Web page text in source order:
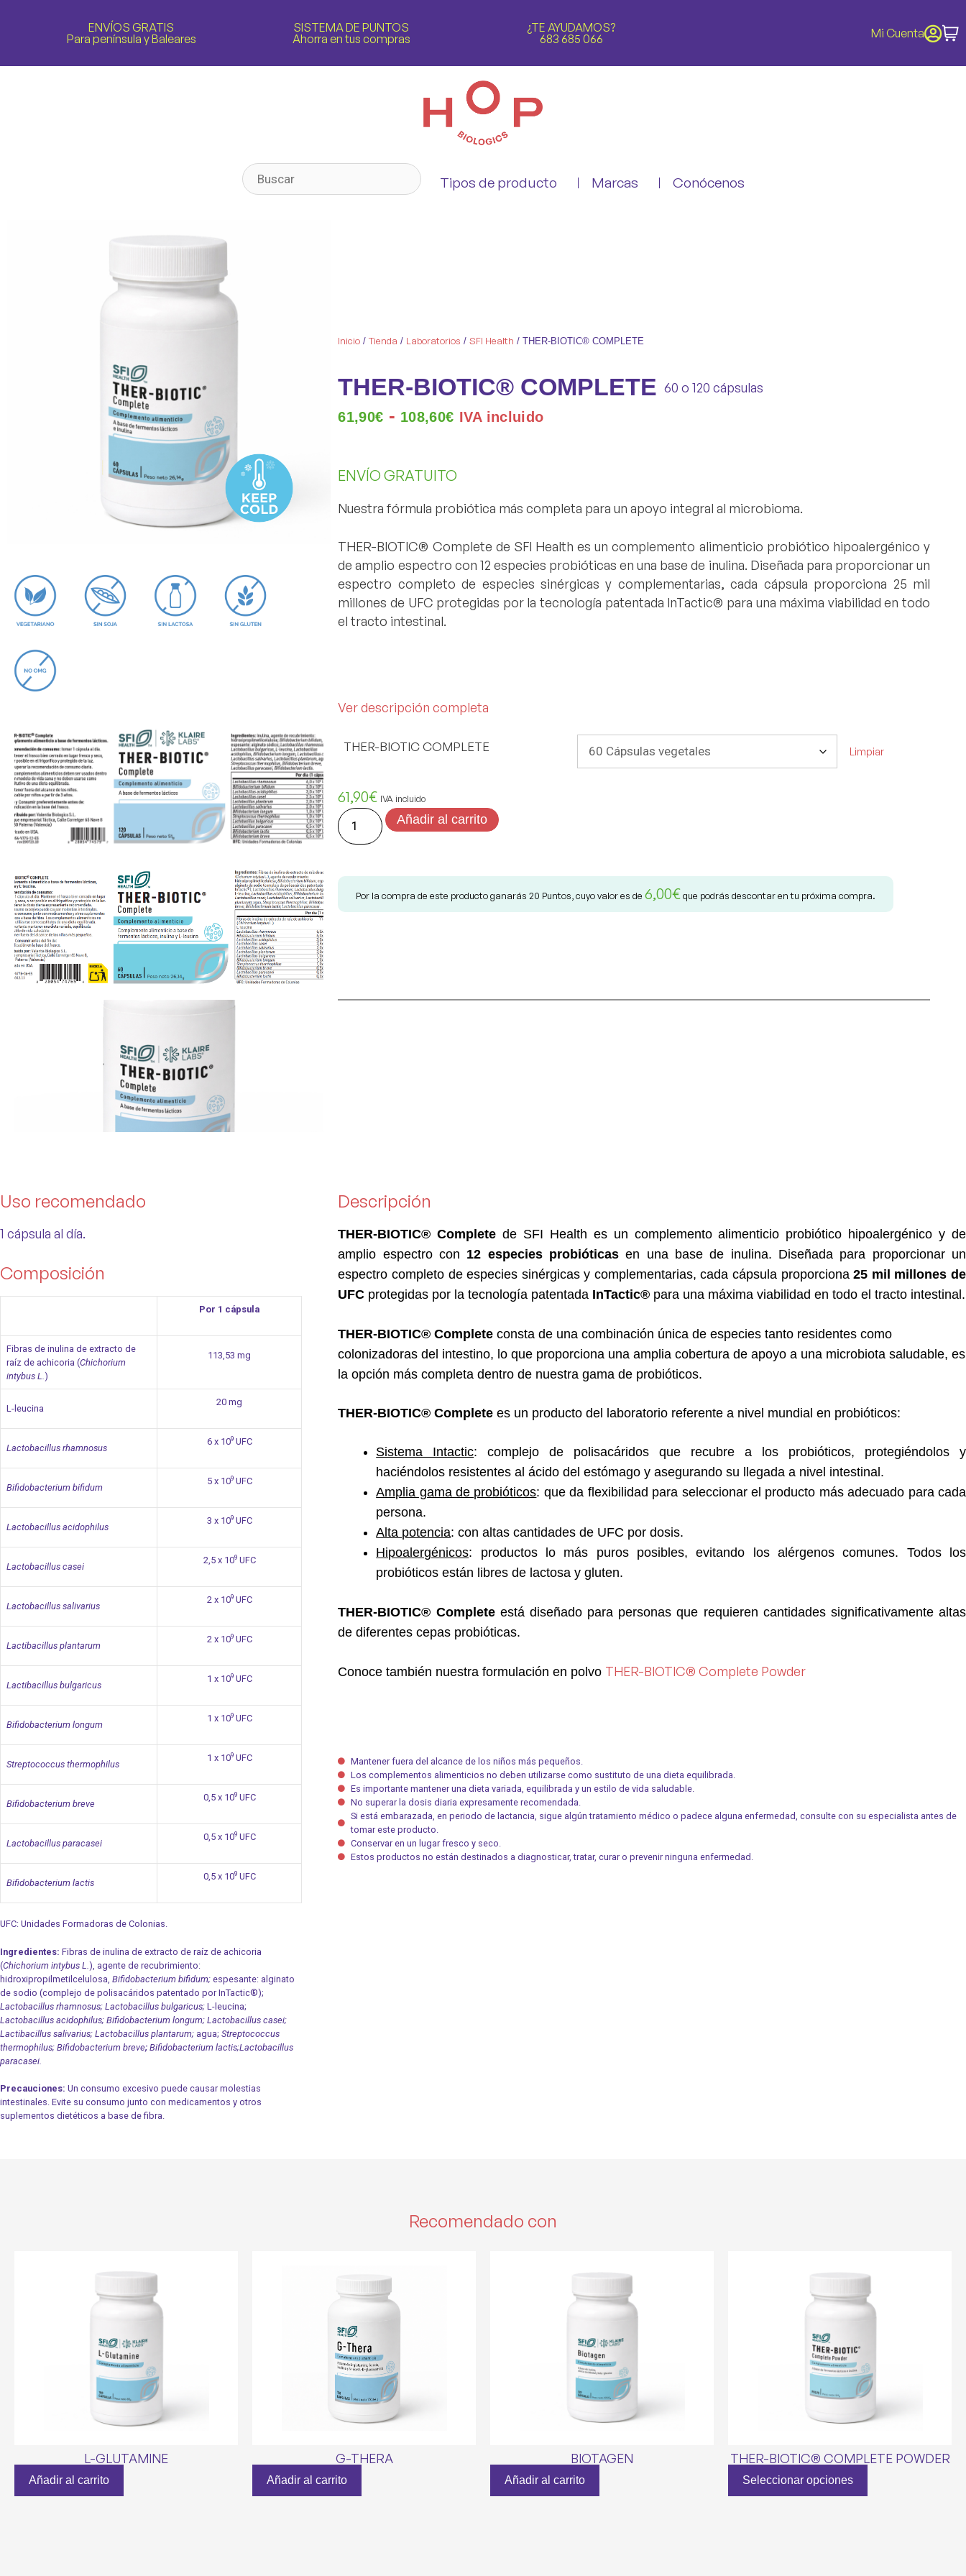
ENVÍOS GRATIS
Para península y Baleares
SISTEMA DE PUNTOS
Ahorra en tus compras
¿TE AYUDAMOS?
683 685 066
Mi Cuenta
Tipos de producto Marcas Conócenos
Inicio /Tienda / Laboratorios /SFI Health / THER-BIOTIC® COMPLETE
THER-BIOTIC® COMPLETE 60 o 120 cápsulas
61,90€ - 108,60€ IVA incluido
ENVÍO GRATUITO
Nuestra fórmula probiótica más completa para un apoyo integral al microbioma.
THER-BIOTIC® Complete de SFI Health es un complemento alimenticio probiótico hipoalergénico y
de amplio espectro con 12 especies probióticas en una base de inulina. Diseñada para proporcionar un
espectro completo de especies sinérgicas y complementarias, cada cápsula proporciona 25 mil
millones de UFC protegidas por la tecnología patentada InTactic® para una máxima viabilidad en todo
el tracto intestinal.
Ver descripción completa
THER-BIOTIC COMPLETE Limpiar
61,90€ IVA incluido
Añadir al carrito
Por la compra de este producto ganarás20 Puntos, cuyo valor es de6,00€que podrás descontar en tu próxima compra.
Uso recomendado
1 cápsula al día.
Composición
Por 1 cápsula
Fibras de inulina de extracto de
raíz de achicoria (Chichorium
intybus L.)
113,53 mg
L-leucina
20 mg
Lactobacillus rhamnosus
6 x 109 UFC
Bifidobacterium bifidum
5 x 109 UFC
Lactobacillus acidophilus
3 x 109 UFC
Lactobacillus casei
2,5 x 109 UFC
Lactobacillus salivarius
2 x 109 UFC
Lactibacillus plantarum
2 x 109 UFC
Lactibacillus bulgaricus
1 x 109 UFC
Bifidobacterium longum
1 x 109 UFC
Streptococcus thermophilus
1 x 109 UFC
Bifidobacterium breve
0,5 x 109 UFC
Lactobacillus paracasei
0,5 x 109 UFC
Bifidobacterium lactis
0,5 x 109 UFC
UFC: Unidades Formadoras de Colonias.
Ingredientes: Fibras de inulina de extracto de raíz de achicoria
(Chichorium intybus L. ), agente de recubrimiento:
hidroxipropilmetilcelulosa, Bifidobacterium bifidum; espesante: alginato
de sodio (complejo de polisacáridos patentado por InTactic®);
Lactobacillus rhamnosus; Lactobacillus bulgaricus; L-leucina;
Lactobacillus acidophilus; Bifidobacterium longum; Lactobacillus casei;
Lactibacillus salivarius; Lactobacillus plantarum; agua; Streptococcus
thermophilus; Bifidobacterium breve; Bifidobacterium lactis;Lactobacillus
paracasei.
Precauciones: Un consumo excesivo puede causar molestias
intestinales. Evite su consumo junto con medicamentos y otros
suplementos dietéticos a base de fibra.
Descripción
THER-BIOTIC® Completede SFI Health es un complemento alimenticio probiótico hipoalergénico y de
amplio espectro con 12 especies probióticas en una base de inulina. Diseñada para proporcionar un
espectro completo de especies sinérgicas y complementarias, cada cápsula proporciona25 mil millones de
UFC protegidas por la tecnología patentada InTactic® para una máxima viabilidad en todo el tracto intestinal.
THER-BIOTIC® Completeconsta de una combinación única de especies tanto residentes como
colonizadoras del intestino, lo que proporciona una amplia cobertura de apoyo a una microbiota saludable, es
la opción más completa dentro de nuestra gama de probióticos.
THER-BIOTIC® Complete es un producto del laboratorio referente a nivel mundial en probióticos:
Sistema Intactic: complejo de polisacáridos que recubre a los probióticos, protegiéndolos y
haciéndolos resistentes al ácido del estómago y asegurando su llegada a nivel intestinal.
Amplia gama de probióticos: que da flexibilidad para seleccionar el producto más adecuado para cada
persona.
Alta potencia: con altas cantidades de UFC por dosis.
Hipoalergénicos: productos lo más puros posibles, evitando los alérgenos comunes. Todos los
probióticos están libres de lactosa y gluten.
THER-BIOTIC® Completeestá diseñado para personas que requieren cantidades significativamente altas
de diferentes cepas probióticas.
Conoce también nuestra formulación en polvo THER-BIOTIC® Complete Powder
Mantener fuera del alcance de los niños más pequeños.
Los complementos alimenticios no deben utilizarse como sustituto de una dieta equilibrada.
Es importante mantener una dieta variada, equilibrada y un estilo de vida saludable.
No superar la dosis diaria expresamente recomendada.
Si está embarazada, en periodo de lactancia, sigue algún tratamiento médico o padece alguna enfermedad, consulte con su especialista antes de
tomar este producto.
Conservar en un lugar fresco y seco.
Estos productos no están destinados a diagnosticar, tratar, curar o prevenir ninguna enfermedad.
Recomendado con
L-GLUTAMINE
Añadir al carrito
G-THERA
Añadir al carrito
BIOTAGEN
Añadir al carrito
THER-BIOTIC® COMPLETE POWDER
Seleccionar opciones